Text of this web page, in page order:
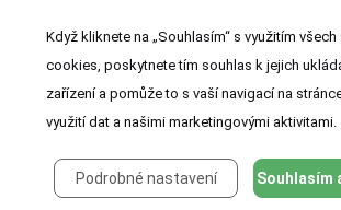
Když kliknete na „Souhlasím“ s využitím
cookies, poskytnete tím souhlas k jejich
zařízení a pomůže to s vaší navigací na
využití dat a našimi marketingovými aktivitami.
Podrobné nastavení Souhlasím